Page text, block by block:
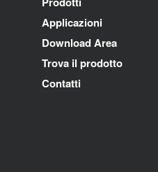
Applicazioni
Download Area
Trova il prodotto
Contatti